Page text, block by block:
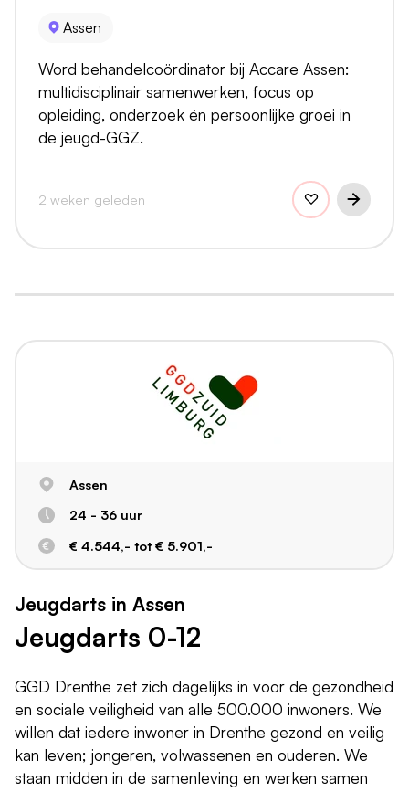
Assen
Word behandelcoördinator bij Accare Assen:
multidisciplinair samenwerken, focus op
opleiding, onderzoek én persoonlijke groei in
de jeugd-GGZ.
2 weken geleden
Assen
24 - 36 uur
€ 4.544,- tot € 5.901,-
Jeugdarts in Assen
Jeugdarts 0-12
GGD Drenthe zet zich dagelijks in voor de gezondheid
en sociale veiligheid van alle 500.000 inwoners. We
willen dat iedere inwoner in Drenthe gezond en veilig
kan leven; jongeren, volwassenen en ouderen. We
staan midden in de samenleving en werken samen